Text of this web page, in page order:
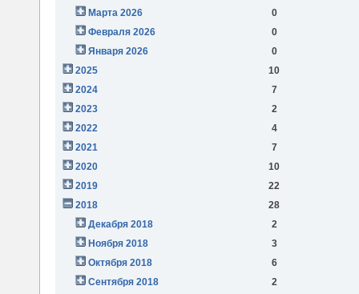
Марта 2026
0
Февраля 2026
0
Января 2026
0
2025
10
2024
7
2023
2
2022
4
2021
7
2020
10
2019
22
2018
28
Декабря 2018
2
Ноября 2018
3
Октября 2018
6
Сентября 2018
2